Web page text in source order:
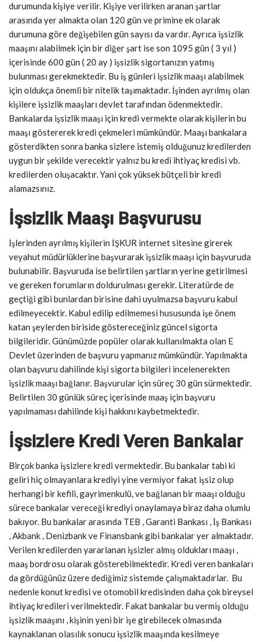
durumunda kişiye verilir. Kişiye verilirken aranan şartlar
arasında yer almakta olan 120 gün ve primine ek olarak
durumuna göre değişebilen gün sayısı da vardır. Ayrıca işsizlik
maaşını alabilmek için bir diğer şart ise son 1095 gün ( 3 yıl )
içerisinde 600 gün ( 20 ay ) işsizlik sigortanızın yatmış
bulunması gerekmektedir. Bu iş günleri işsizlik maaşı alabilmek
için oldukça önemli bir nitelik taşımaktadır. İşinden ayrılmış olan
kişilere işsizlik maaşları devlet tarafından ödenmektedir.
Bankalarda işsizlik maaşı için kredi vermekte olarak kişilerin bu
maaşı göstererek kredi çekmeleri mümkündür. Maaşı bankalara
gösterdikten sonra banka sizlere istemiş olduğunuz kredilerden
uygun bir şekilde verecektir yalnız bu kredi ihtiyaç kredisi vb.
kredilerden oluşacaktır. Yani çok yüksek bütçeli bir kredi
alamazsınız.
İşsizlik Maaşı Başvurusu
İşlerinden ayrılmış kişilerin İŞKUR internet sitesine girerek
veyahut müdürlüklerine başvurarak işsizlik maaşı için başvuruda
bulunabilir. Başvuruda ise belirtilen şartların yerine getirilmesi
ve gereken forumların doldurulması gerekir. Literatürde de
geçtiği gibi bunlardan birisine dahi uyulmazsa başvuru kabul
edilmeyecektir. Kabul edilip edilmemesi hususunda işe önem
katan şeylerden biriside göstereceğiniz güncel sigorta
bilgileridir. Günümüzde popüler olarak kullanılmakta olan E
Devlet üzerinden de başvuru yapmanız mümkündür. Yapılmakta
olan başvuru dahilinde kişi sigorta bilgileri incelenerekten
işsizlik maaşı bağlanır. Başvurular için süreç 30 gün sürmektedir.
Belirtilen 30 günlük süreç içerisinde maaş için başvuru
yapılmaması dahilinde kişi hakkını kaybetmektedir.
İşsizlere Kredi Veren Bankalar
Birçok banka işsizlere kredi vermektedir. Bu bankalar tabi ki
geliri hiç olmayanlara krediyi yine vermiyor fakat işsiz olup
herhangi bir kefili, gayrimenkulü, ve bağlanan bir maaşı olduğu
sürece bankalar vereceği krediyi onaylamaya biraz daha olumlu
bakıyor. Bu bankalar arasında TEB , Garanti Bankası , İş Bankası
, Akbank , Denizbank ve Finansbank gibi bankalar yer almaktadır.
Verilen kredilerden yararlanan işsizler almış oldukları maaşı ,
maaş bordrosu olarak gösterebilmektedir. Kredi veren bankaları
da gördüğünüz üzere dediğimiz sistemde çalışmaktadırlar. Bu
nedenle konut kredisi ve otomobil kredisinden daha çok bireysel
ihtiyaç kredileri verilmektedir. Fakat bankalar bu vermiş olduğu
işsizlik maaşını , kişinin yeni bir işe girebilecek olmasında
kaynaklanan olasılık sonucu işsizlik maaşında kesilmeye